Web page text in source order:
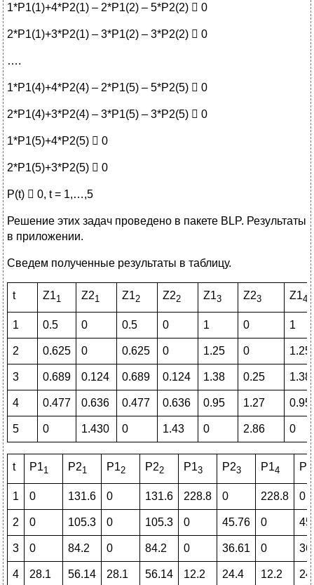
1*P1(1)+4*P2(1) – 2*P1(2) – 5*P2(2)  0
2*P1(1)+3*P2(1) – 3*P1(2) – 3*P2(2)  0
….
1*P1(4)+4*P2(4) – 2*P1(5) – 5*P2(5)  0
2*P1(4)+3*P2(4) – 3*P1(5) – 3*P2(5)  0
1*P1(5)+4*P2(5)  0
2*P1(5)+3*P2(5)  0
P(t)  0, t = 1,…,5
Решение этих задач проведено в пакете BLP. Результаты
в приложении.
Сведем полученные результаты в таблицу.
t Z11 Z21 Z12 Z22 Z13 Z23 Z14
1 0.5 0 0.5 0 1 0 1
2 0.625 0 0.625 0 1.25 0 1.25
3 0.689 0.124 0.689 0.124 1.38 0.25 1.38
4 0.477 0.636 0.477 0.636 0.95 1.27 0.95
5 0 1.430 0 1.43 0 2.86 0
t P11 P21 P12 P22 P13 P23 P14 P2
1 0 131.6 0 131.6 228.8 0 228.8 0
2 0 105.3 0 105.3 0 45.76 0
3 0 84.2 0 84.2 0 36.61 0
4 28.1 56.14 28.1 56.14 12.2 24.4 12.2